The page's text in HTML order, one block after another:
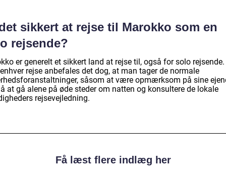
sikkert at rejse til Marokko som en
rejsende?
er generelt et sikkert land at rejse til, også for solo
rejse anbefales det dog, at man tager de normale
såsom at være opmærksom på sine
at gå alene på øde steder om natten og konsultere de lokale
rejsevejledning.
Få læst flere indlæg her